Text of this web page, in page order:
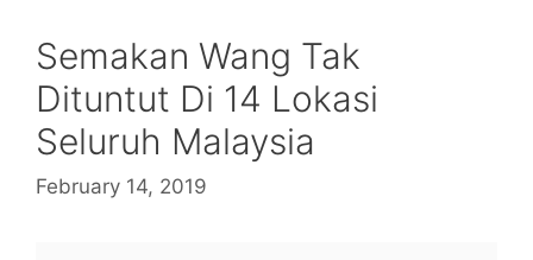
Semakan Wang Tak
Dituntut Di 14 Lokasi
Seluruh Malaysia
February 14, 2019